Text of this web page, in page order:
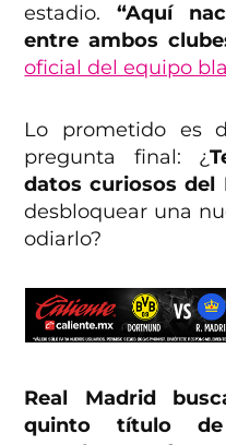
estadio.“Aquí
entre ambos
oficial del equipo
Lo prometido es
pregunta final: ¿
datos curiosos del
desbloquear una
odiarlo?
Real Madrid
quinto título de